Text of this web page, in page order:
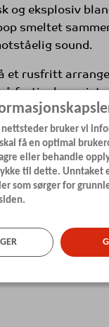
og eksplosiv
smeltet
sound.
et rusfritt
festivalens siste
bruker vi
få en optimal
eller behandle
til dette. Unntaket
som sørger for